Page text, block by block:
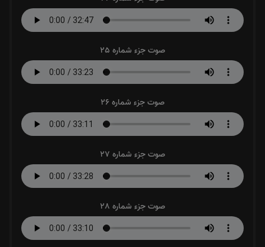
صوت جزء شماره 25
صوت جزء شماره 26
صوت جزء شماره 27
صوت جزء شماره 28